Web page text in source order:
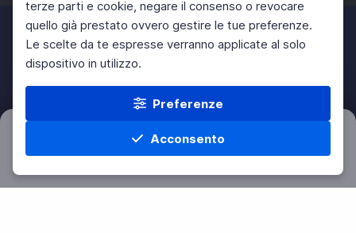
terze parti e cookie, negare il consenso o revocare
quello già prestato ovvero gestire le tue preferenze.
Le scelte da te espresse verranno applicate al solo
dispositivo in utilizzo.
Preferenze
Acconsento
Home Materie Cerca Menu